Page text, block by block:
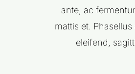
ante, ac
mattis et. Phasellus
eleifend,